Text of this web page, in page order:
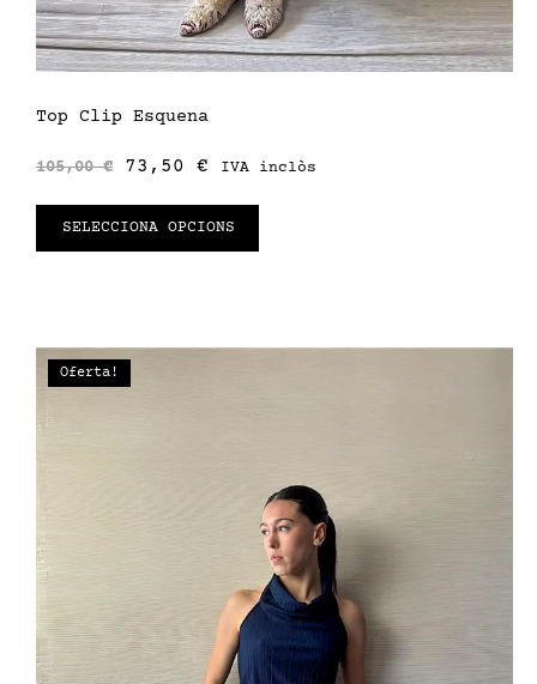
Top Clip Esquena
105,00€ 73,50 € IVA inclòs
SELECCIONA OPCIONS
Oferta!